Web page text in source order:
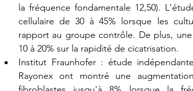
la fréquence fondamentale 12,50).
cellulaire de 30 à 45% lorsque les
rapport au groupe contrôle. De plus,
10 à 20% sur la rapidité de cicatrisation.
Institut Fraunhofer : étude
Rayonex ont montré une